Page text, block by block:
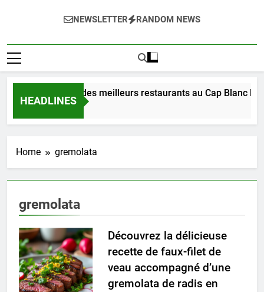
NEWSLETTER RANDOM NEWS
HEADLINES
Découverte des meilleurs restaurants au Cap Blanc Nez
7 Jours Ago
Home gremolata
gremolata
Découvrez la délicieuse
recette de faux-filet de
veau accompagné d’une
gremolata de radis en